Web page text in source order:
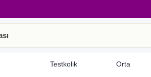
Testkolik Orta